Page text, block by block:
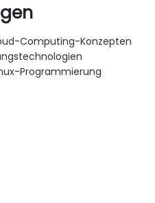
Computing-Konzepten
Programmierung